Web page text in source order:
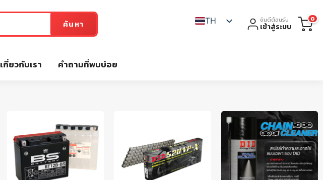
ค้นหา TH ยินดีต้อนรับ
เข้าสู่ระบบ
0
เกี่ยวกับเรา คำถามที่พบบ่อย